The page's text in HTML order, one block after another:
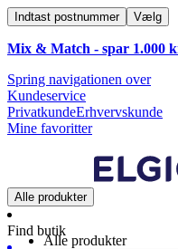
Indtast postnummer Vælg
Mix & Match - spar 1.000
Spring navigationen over
Kundeservice
PrivatkundeErhvervskunde
Mine favoritter
Alle produkter
Find butik
Alle produkter